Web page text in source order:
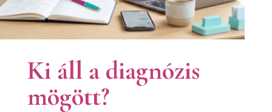
Ki áll a diagnózis
mögött?